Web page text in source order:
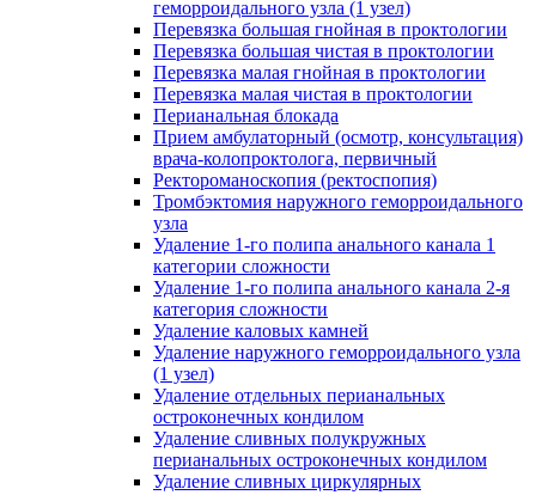
геморроидального узла (1 узел)
Перевязка большая гнойная в проктологии
Перевязка большая чистая в проктологии
Перевязка малая гнойная в проктологии
Перевязка малая чистая в проктологии
Перианальная блокада
Прием амбулаторный (осмотр, консультация)
врача-колопроктолога, первичный
Ректороманоскопия (ректоспопия)
Тромбэктомия наружного геморроидального
узла
Удаление 1-го полипа анального канала 1
категории сложности
Удаление 1-го полипа анального канала 2-я
категория сложности
Удаление каловых камней
Удаление наружного геморроидального узла
(1 узел)
Удаление отдельных перианальных
остроконечных кондилом
Удаление сливных полукружных
перианальных остроконечных кондилом
Удаление сливных циркулярных